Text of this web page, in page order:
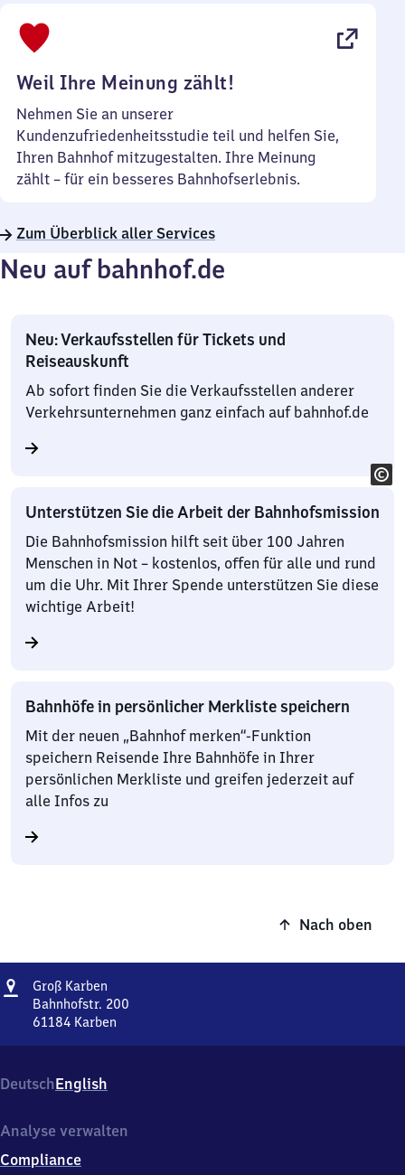
Weil Ihre Meinung zählt!
Nehmen Sie an unserer
Kundenzufriedenheitsstudie teil und helfen Sie,
Ihren Bahnhof mitzugestalten. Ihre Meinung
zählt – für ein besseres Bahnhofserlebnis.
Zum Überblick aller Services
Neu auf bahnhof.de
Neu: Verkaufsstellen für Tickets und
Reiseauskunft
Ab sofort finden Sie die Verkaufsstellen anderer
Verkehrsunternehmen ganz einfach auf bahnhof.de
Unterstützen Sie die Arbeit der Bahnhofsmission
Die Bahnhofsmission hilft seit über 100 Jahren
Menschen in Not – kostenlos, offen für alle und rund
um die Uhr. Mit Ihrer Spende unterstützen Sie diese
wichtige Arbeit!
Bahnhöfe in persönlicher Merkliste speichern
Mit der neuen „Bahnhof merken“-Funktion
speichern Reisende Ihre Bahnhöfe in Ihrer
persönlichen Merkliste und greifen jederzeit auf
alle Infos zu
Nach oben
Adresse
Groß Karben
Karben
Bahnhofstr. 200
61184 Karben
Bahnhofstr.
200,
1
8
DeutschEnglish
Analyse verwalten
Compliance